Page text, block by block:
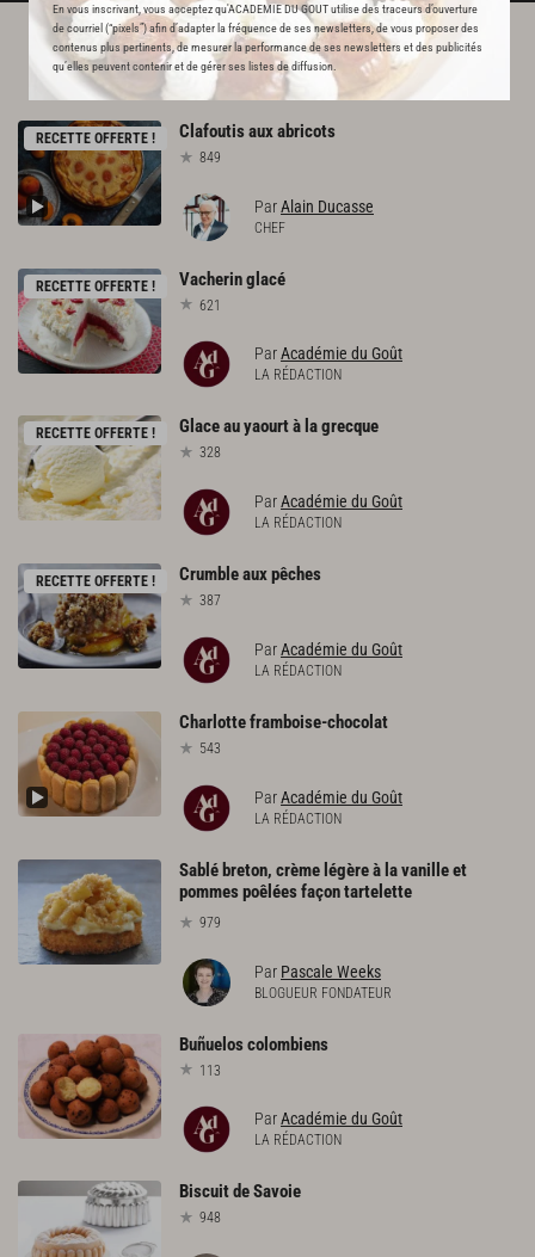
En vous inscrivant, vous acceptez qu'ACADEMIE DU GOUT utilise des traceurs d’ouverture
de courriel (“pixels”) afin d’adapter la fréquence de ses newsletters, de vous proposer des
contenus plus pertinents, de mesurer la performance de ses newsletters et des publicités
qu’elles peuvent contenir et de gérer ses listes de diffusion.
L'ACADÉMIE DU GOÛT VOUS
RECOMMANDE
RECETTE OFFERTE ! Clafoutisauxabricots
849
ParAlain Ducasse
CHEF
RECETTE OFFERTE ! Vacheringlacé
621
ParAcadémie du Goût
LA RÉDACTION
RECETTE OFFERTE ! Glaceauyaourtà lagrecque
328
ParAcadémie du Goût
LA RÉDACTION
RECETTE OFFERTE ! Crumbleauxpêches
387
ParAcadémie du Goût
LA RÉDACTION
Charlotteframboise-chocolat
543
ParAcadémie du Goût
LA RÉDACTION
Sablé breton, crème légère à la vanille et
pommes poêlées façon tartelette
979
Par Pascale Weeks
BLOGUEUR FONDATEUR
Buñueloscolombiens
113
ParAcadémie du Goût
LA RÉDACTION
BiscuitdeSavoie
948